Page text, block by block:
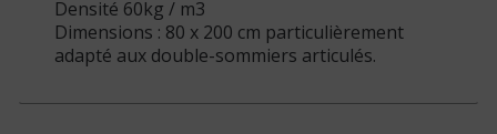
Densité 60kg / m3
Dimensions : 80 x 200 cm particulièrement
adapté aux double-sommiers articulés.